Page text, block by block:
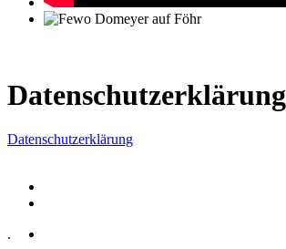
Datenschutzerklärung
Datenschutzerklärung
.